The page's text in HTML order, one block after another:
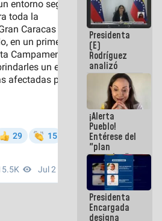
escribir
hazlo hoy
por que no
sabemos si
la semana
que viene
hay
programa
Presidenta
(E)
Rodríguez
analizó
junto a
gobernadores
planes de
recuperación
del Sistema
Eléctrico
Nacional
¡Alerta
Pueblo!
Entérese del
"plan
enjambre"
de La Sayo
para
sabotear el
diálogo y
promover el
Presidenta
Encargada
designa